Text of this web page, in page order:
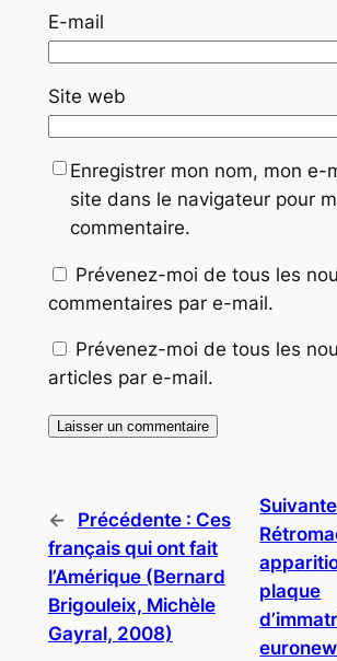
E-mail
Site web
Enregistrer mon nom, mon e-
site dans le navigateur pour
commentaire.
Prévenez-moi de tous les
commentaires par e-mail.
Prévenez-moi de tous les
articles par e-mail.
← Précédente : Ces
français qui ont fait
l’Amérique (Bernard
Brigouleix, Michèle
Gayral, 2008)
plaque